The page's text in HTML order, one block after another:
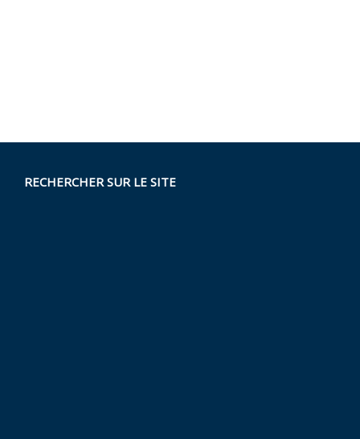
RECHERCHER SUR LE SITE